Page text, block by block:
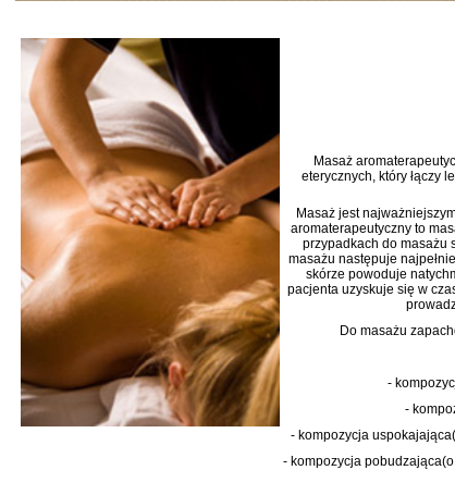
Masaż
eterycznych, który łączy
Masażjest
aromaterapeutyczny to
przypadkach do masażu
masażu następuje
skórze powoduje
pacjenta uzyskuje się w
Do masażu
-
-
- kompozycja
- kompozycja